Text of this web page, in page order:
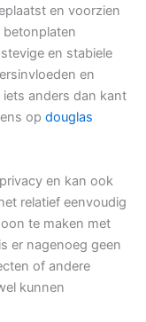
en voorzien
en stabiele
en
anders dan kant
op douglas
en kan ook
relatief eenvoudig
te maken met
er nagenoeg geen
of andere
kunnen